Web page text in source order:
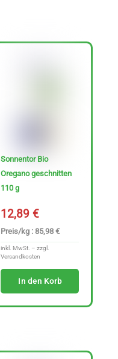
Sonnentor Bio
Oregano geschnitten
110 g
12,89€
Preis/kg : 85,98 €
inkl. MwSt. – zzgl.
Versandkosten
In den Korb